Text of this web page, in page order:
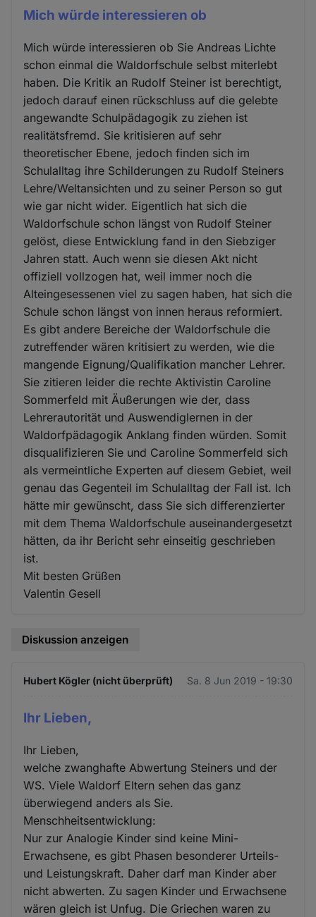
Mich würde interessieren ob
Mich würde interessieren ob Sie Andreas Lichte
schon einmal die Waldorfschule selbst miterlebt
haben. Die Kritik an Rudolf Steiner ist berechtigt,
jedoch darauf einen rückschluss auf die gelebte
angewandte Schulpädagogik zu ziehen ist
realitätsfremd. Sie kritisieren auf sehr
theoretischer Ebene, jedoch finden sich im
Schulalltag ihre Schilderungen zu Rudolf Steiners
Lehre/Weltansichten und zu seiner Person so gut
wie gar nicht wider. Eigentlich hat sich die
Waldorfschule schon längst von Rudolf Steiner
gelöst, diese Entwicklung fand in den Siebziger
Jahren statt. Auch wenn sie diesen Akt nicht
offiziell vollzogen hat, weil immer noch die
Alteingesessenen viel zu sagen haben, hat sich die
Schule schon längst von innen heraus reformiert.
Es gibt andere Bereiche der Waldorfschule die
zutreffender wären kritisiert zu werden, wie die
mangende Eignung/Qualifikation mancher Lehrer.
Sie zitieren leider die rechte Aktivistin Caroline
Sommerfeld mit Äußerungen wie der, dass
Lehrerautorität und Auswendiglernen in der
Waldorfpädagogik Anklang finden würden. Somit
disqualifizieren Sie und Caroline Sommerfeld sich
als vermeintliche Experten auf diesem Gebiet, weil
genau das Gegenteil im Schulalltag der Fall ist. Ich
hätte mir gewünscht, dass Sie sich differenzierter
mit dem Thema Waldorfschule auseinandergesetzt
hätten, da ihr Bericht sehr einseitig geschrieben
ist.
Mit besten Grüßen
Valentin Gesell
Diskussion anzeigen
Hubert Kögler (nicht überprüft) Sa. 8 Jun 2019 - 19:30
Ihr Lieben,
Ihr Lieben,
welche zwanghafte Abwertung Steiners und der
WS. Viele Waldorf Eltern sehen das ganz
überwiegend anders als Sie.
Menschheitsentwicklung:
Nur zur Analogie Kinder sind keine Mini-
Erwachsene, es gibt Phasen besonderer Urteils-
und Leistungskraft. Daher darf man Kinder aber
nicht abwerten. Zu sagen Kinder und Erwachsene
wären gleich ist Unfug. Die Griechen waren zu